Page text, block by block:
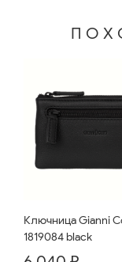
Ключница Gianni
1819084 black